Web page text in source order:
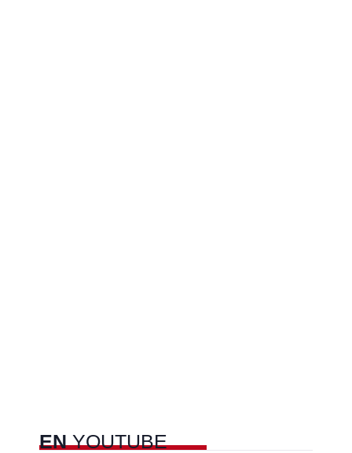
ENYOUTUBE